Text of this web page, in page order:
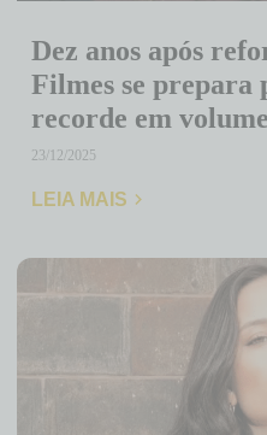
Dez anos após
Filmes se prepara
recorde em
23/12/2025
LEIA MAIS